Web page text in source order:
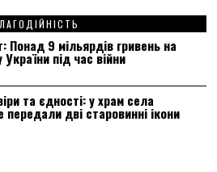
Понад 9 мільярдів гривень на
України під час війни
та єдності: у храм села
передали дві старовинні ікони